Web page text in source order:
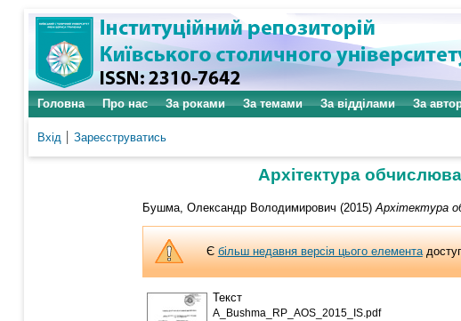
Головна Про нас За роками За темами За відділами За
Вхід Зареєструватись
Архітектура
Бушма, Олександр Володимирович (2015) Архітектура
Єбільш недавня версія цього елемента
Текст
A_Bushma_RP_AOS_2015_IS.pdf